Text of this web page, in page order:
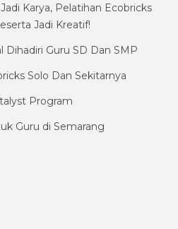
Karya, Pelatihan Ecobricks
Jadi Kreatif!
Dihadiri Guru SD Dan SMP
Solo Dan Sekitarnya
Program
Guru di Semarang